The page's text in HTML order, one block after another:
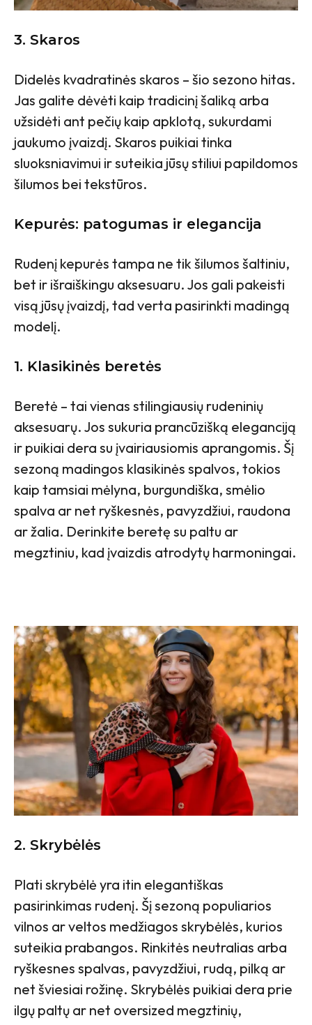
3. Skaros
Didelės kvadratinės skaros – šio sezono hitas.
Jas galite dėvėti kaip tradicinį šaliką arba
užsidėti ant pečių kaip apklotą, sukurdami
jaukumo įvaizdį. Skaros puikiai tinka
sluoksniavimui ir suteikia jūsų stiliui papildomos
šilumos bei tekstūros.
Kepurės: patogumas ir elegancija
Rudenį kepurės tampa ne tik šilumos šaltiniu,
bet ir išraiškingu aksesuaru. Jos gali pakeisti
visą jūsų įvaizdį, tad verta pasirinkti madingą
modelį.
1. Klasikinės beretės
Beretė – tai vienas stilingiausių rudeninių
aksesuarų. Jos sukuria prancūzišką eleganciją
ir puikiai dera su įvairiausiomis aprangomis. Šį
sezoną madingos klasikinės spalvos, tokios
kaip tamsiai mėlyna, burgundiška, smėlio
spalva ar net ryškesnės, pavyzdžiui, raudona
ar žalia. Derinkite beretę su paltu ar
megztiniu, kad įvaizdis atrodytų harmoningai.
2. Skrybėlės
Plati skrybėlė yra itin elegantiškas
pasirinkimas rudenį. Šį sezoną populiarios
vilnos ar veltos medžiagos skrybėlės, kurios
suteikia prabangos. Rinkitės neutralias arba
ryškesnes spalvas, pavyzdžiui, rudą, pilką ar
net šviesiai rožinę. Skrybėlės puikiai dera prie
ilgų paltų ar net oversized megztinių,